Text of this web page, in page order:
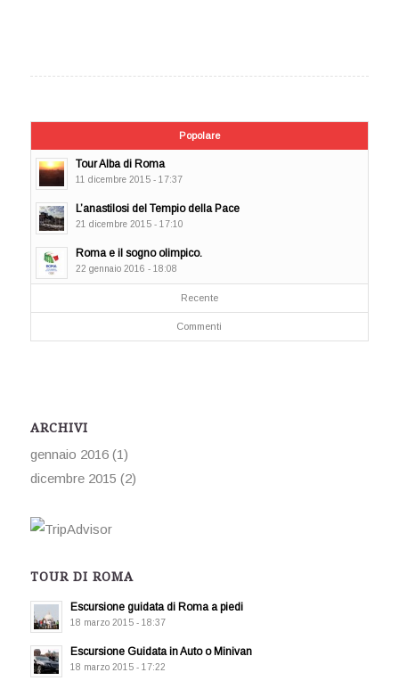
Popolare
Tour Alba di Roma
11 dicembre 2015 - 17:37
L’anastilosi del Tempio della Pace
21 dicembre 2015 - 17:10
Roma e il sogno olimpico.
22 gennaio 2016 - 18:08
Recente
Commenti
ARCHIVI
gennaio 2016(1)
dicembre 2015 (2)
TOUR DI ROMA
Escursione guidata di Roma a piedi
18 marzo 2015 - 18:37
Escursione Guidata in Auto o Minivan
18 marzo 2015 - 17:22